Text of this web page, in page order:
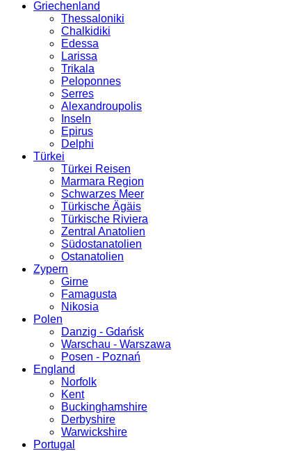
Griechenland
Thessaloniki
Chalkidiki
Edessa
Larissa
Trikala
Peloponnes
Serres
Alexandroupolis
Inseln
Epirus
Delphi
Türkei
Türkei Reisen
Marmara Region
Schwarzes Meer
Türkische Ägäis
Türkische Riviera
Zentral Anatolien
Südostanatolien
Ostanatolien
Zypern
Girne
Famagusta
Nikosia
Polen
Danzig - Gdańsk
Warschau - Warszawa
Posen - Poznań
England
Norfolk
Kent
Buckinghamshire
Derbyshire
Warwickshire
Portugal